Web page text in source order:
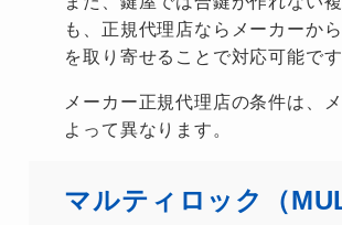
も、正規代理店ならメーカーか
を取り寄せることで対応可能です
メーカー正規代理店の条件は、
よって異なります。
マルティロック（